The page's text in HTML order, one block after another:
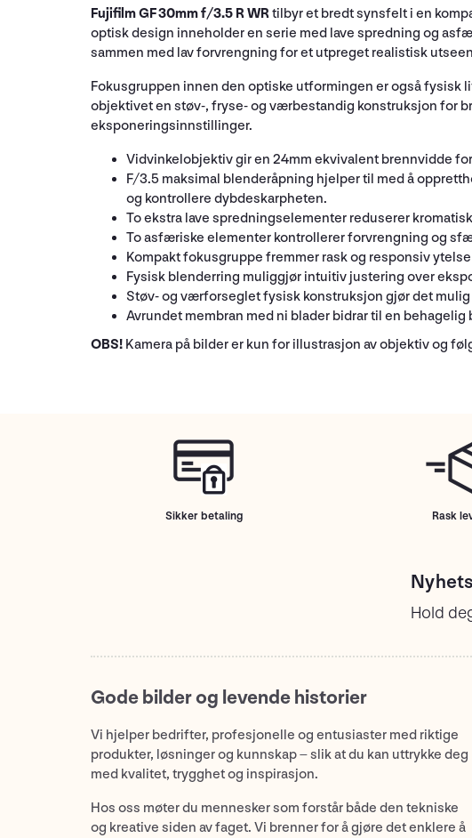
Fujifilm GF 30mm f/3.5 R WRtilbyr et bredt synsfelt i en
optisk design inneholder en serie med lave spredning og
sammen med lav forvrengning for et utpreget realistisk
Fokusgruppen innen den optiske utformingen er også fysisk
objektivet en støv-, fryse- og værbestandig konstruksjon for
eksponeringsinnstillinger.
Vidvinkelobjektiv gir en 24mm ekvivalent brennvidde
F/3.5 maksimal blenderåpning hjelper til med å
og kontrollere dybdeskarpheten.
To ekstra lave spredningselementer reduserer
To asfæriske elementer kontrollerer forvrengning og
Kompakt fokusgruppe fremmer rask og responsiv
Fysisk blenderring muliggjør intuitiv justering over
Støv- og værforseglet fysisk konstruksjon gjør det
Avrundet membran med ni blader bidrar til en behagelig
OBS! Kamera på bilder er kun for illustrasjon av objektiv og
Sikker betaling Rask
Hold
Gode bilder og levende historier
Vi hjelper bedrifter, profesjonelle og entusiaster med riktige
produkter, løsninger og kunnskap – slik at du kan uttrykke deg
med kvalitet, trygghet og inspirasjon.
Hos oss møter du mennesker som forstår både den tekniske
og kreative siden av faget. Vi brenner for å gjøre det enklere å